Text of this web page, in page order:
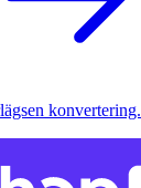
konvertering.